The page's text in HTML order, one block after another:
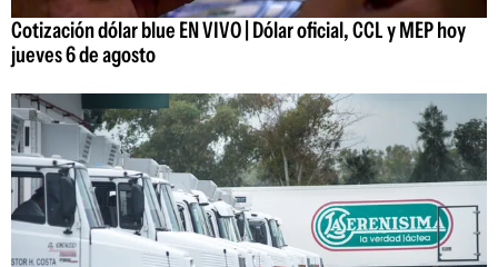
Cotización dólar blue EN VIVO | Dólar oficial, CCL y MEP hoy
jueves 6 de agosto